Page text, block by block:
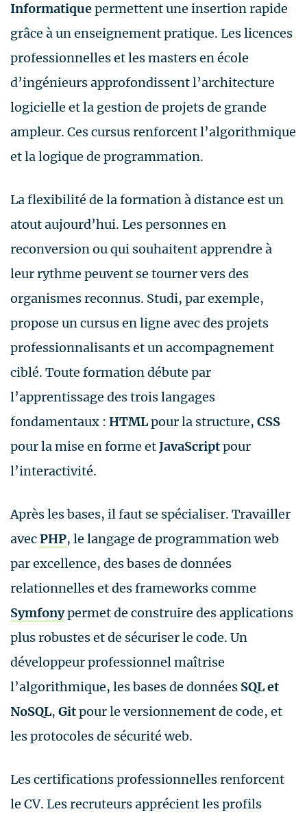
Informatiquepermettent une insertion rapide
grâce à un enseignement pratique. Les licences
professionnelles et les masters en école
d’ingénieurs approfondissent l’architecture
logicielle et la gestion de projets de grande
ampleur. Ces cursus renforcent l’algorithmique
et la logique de programmation.
La flexibilité de la formation à distance est un
atout aujourd’hui. Les personnes en
reconversion ou qui souhaitent apprendre à
leur rythme peuvent se tourner vers des
organismes reconnus. Studi, par exemple,
propose un cursus en ligne avec des projets
professionnalisants et un accompagnement
ciblé. Toute formation débute par
l’apprentissage des trois langages
fondamentaux : HTMLpour la structure, CSS
pour la mise en forme etJavaScriptpour
l’interactivité.
Après les bases, il faut se spécialiser. Travailler
avecPHP, le langage de programmation web
par excellence, des bases de données
relationnelles et des frameworks comme
Symfonypermet de construire des applications
plus robustes et de sécuriser le code. Un
développeur professionnel maîtrise
l’algorithmique, les bases de données SQL et
NoSQL, Gitpour le versionnement de code, et
les protocoles de sécurité web.
Les certifications professionnelles renforcent
le CV. Les recruteurs apprécient les profils